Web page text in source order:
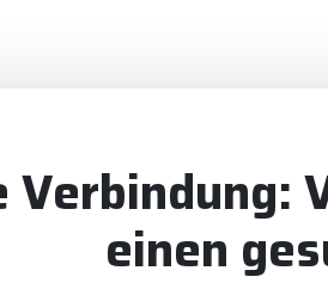
Verbindung:
einen